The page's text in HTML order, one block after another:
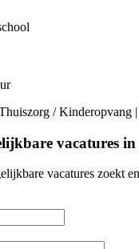
/ Kinderopvang
vacatures
vacatures zoekt